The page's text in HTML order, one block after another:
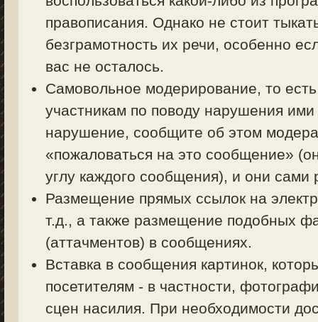
правописания. Однако не стоит
безграмотность их речи, особенно
вас не осталось.
Самовольное модерирование, то
участникам по поводу нарушения
нарушение, сообщите об этом
«пожаловаться на это сообщение»
углу каждого сообщения), и они сами
Размещение прямых ссылок на
т.д., а также размещение подобных
(аттачментов) в сообщениях.
Вставка в сообщения картинок,
посетителям - в частности,
сцен насилия. При необходимости